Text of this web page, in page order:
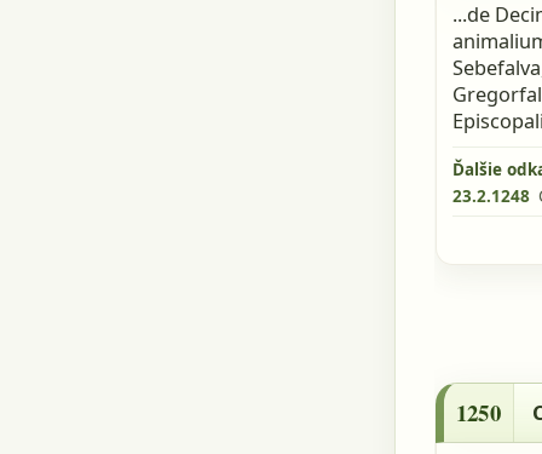
...de
Ďalšie
23.2.1248
1250 -
1250